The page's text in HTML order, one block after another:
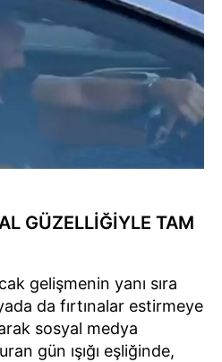
GÜZELLİĞİYLE TAM
gelişmenin yanı sıra
da fırtınalar estirmeye
sosyal medya
gün ışığı eşliğinde,